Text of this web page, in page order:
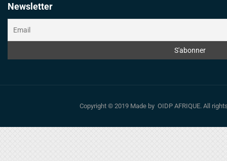
Newsletter
Copyright © 2019 Made by OIDP AFRIQUE. All